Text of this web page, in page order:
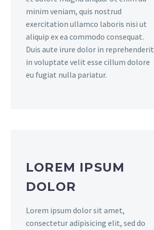
minim veniam, quis nostrud
exercitation ullamco laboris nisi ut
aliquip ex ea commodo consequat.
Duis aute irure dolor in reprehenderit
in voluptate velit esse cillum dolore
eu fugiat nulla pariatur.
LOREM IPSUM
DOLOR
Lorem ipsum dolor sit amet,
consectetur adipisicing elit, sed do